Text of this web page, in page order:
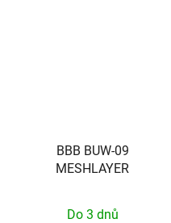
BBB BUW-09
MESHLAYER
Do 3 dnů